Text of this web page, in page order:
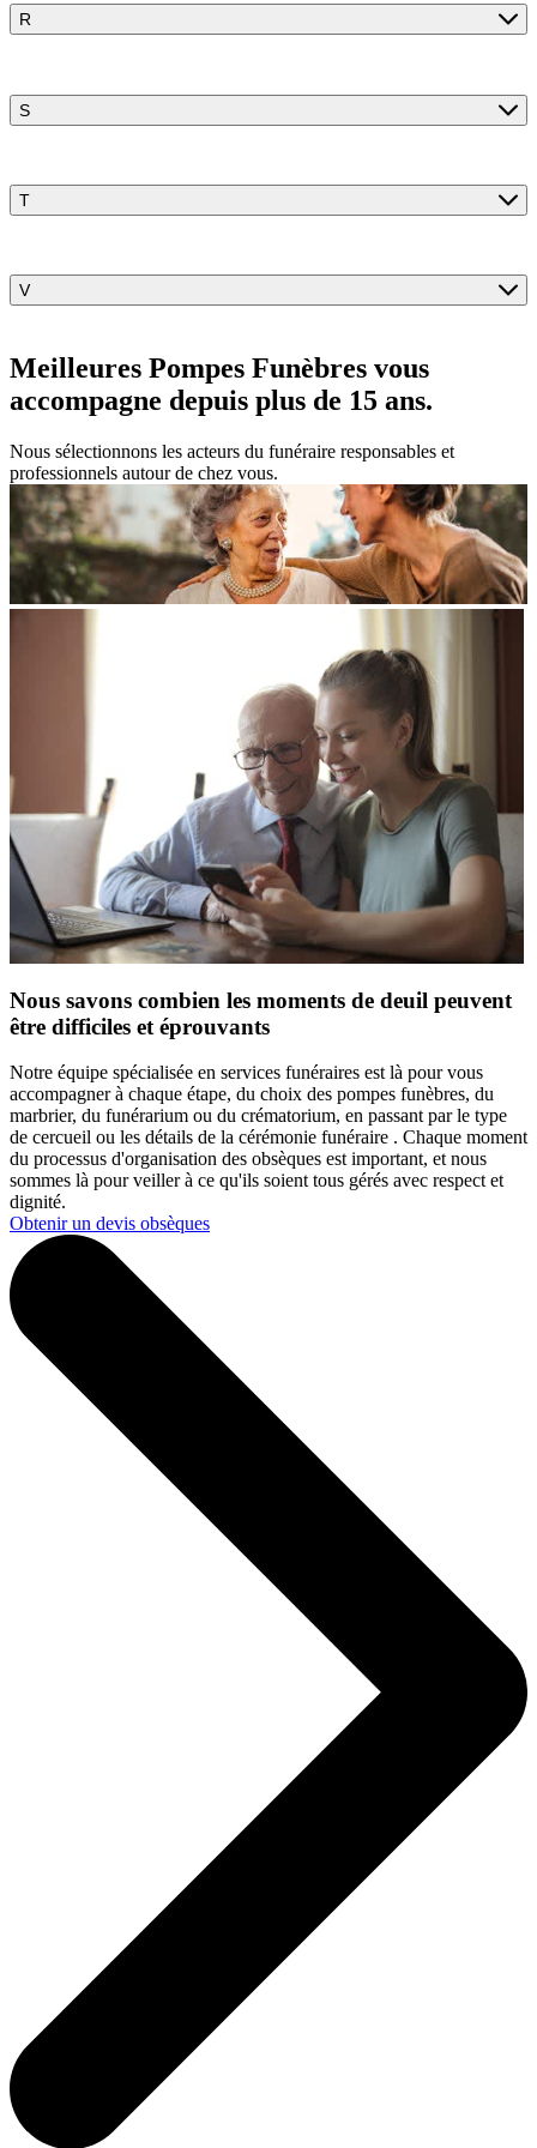
R
S
T
V
Meilleures Pompes Funèbres vous
accompagne depuis plus de 15 ans.
Nous sélectionnons les acteurs du funéraire responsables et
professionnels autour de chez vous.
Nous savons combien les moments de deuil peuvent
être difficiles et éprouvants
Notre équipe spécialisée en services funéraires est là pour vous
accompagner à chaque étape, du choix des pompes funèbres, du
marbrier, du funérarium ou du crématorium, en passant par le type
de cercueil ou les détails de la cérémonie funéraire . Chaque moment
du processus d'organisation des obsèques est important, et nous
sommes là pour veiller à ce qu'ils soient tous gérés avec respect et
dignité.
Obtenir un devis obsèques